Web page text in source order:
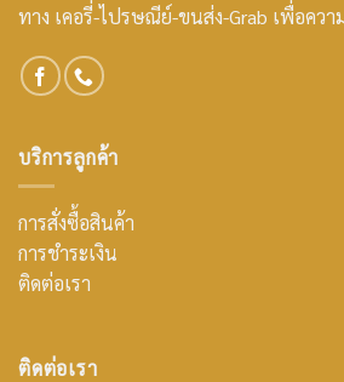
ทาง เคอรี่-ไปรษณีย์-ขนส่ง-Grab เพื่อควา
บริการลูกค้า
การสั่งซื้อสินค้า
การชำระเงิน
ติดต่อเรา
ติดต่อเรา